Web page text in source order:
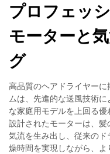
プロフェッ
モーターと
グ
高品質のヘアドライヤー
ムは、先進的な送風技術
な家庭用モデルを上回る
設計されたモーターは、
気流を生み出し、従来の
燥時間を実現しながら、